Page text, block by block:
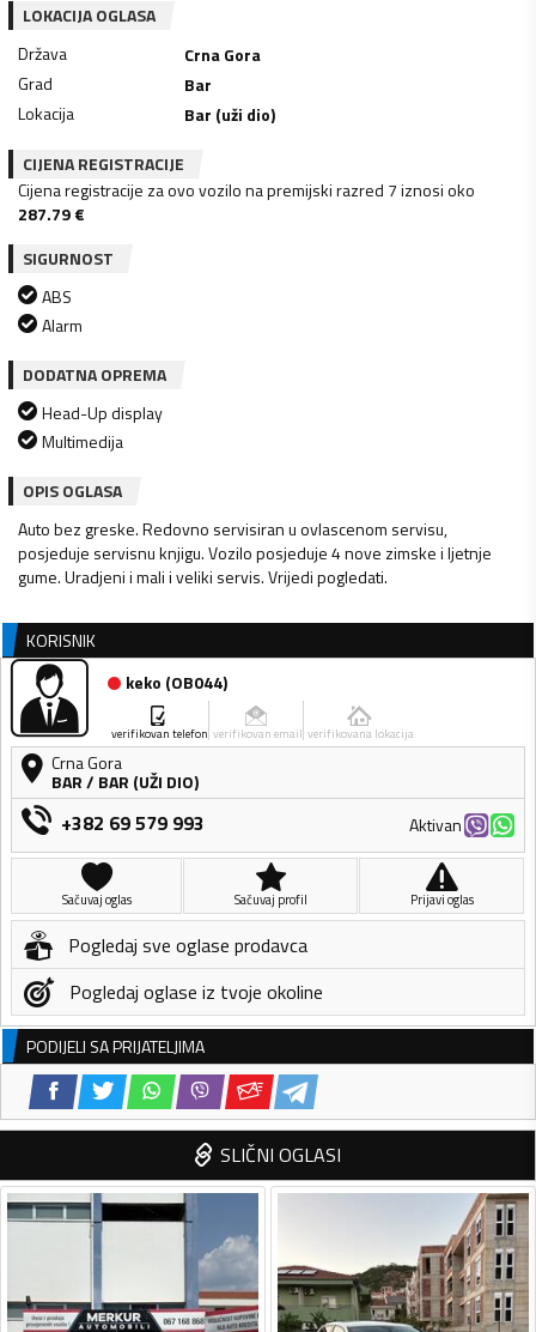
LOKACIJA OGLASA
Država
Crna Gora
Grad
Bar
Lokacija
Bar (uži dio)
CIJENA REGISTRACIJE
Cijena registracije za ovo vozilo na premijski razred 7 iznosi oko
287.79€
SIGURNOST
ABS
Alarm
DODATNA OPREMA
Head-Up display
Multimedija
OPIS OGLASA
Auto bez greske. Redovno servisiran u ovlascenom servisu,
posjeduje servisnu knjigu. Vozilo posjeduje 4 nove zimske i ljetnje
gume. Uradjeni i mali i veliki servis. Vrijedi pogledati.
KORISNIK
keko (OB044)
verifikovan telefon verifikovan email verifikovana lokacija
Crna Gora
BAR/ BAR (UŽI DIO)
+382 69 579 993 Aktivan
Sačuvaj oglas Sačuvaj profil Prijavi oglas
Pogledaj sve oglase prodavca
Pogledaj oglase iz tvoje okoline
PODIJELI SA PRIJATELJIMA
SLIČNI OGLASI